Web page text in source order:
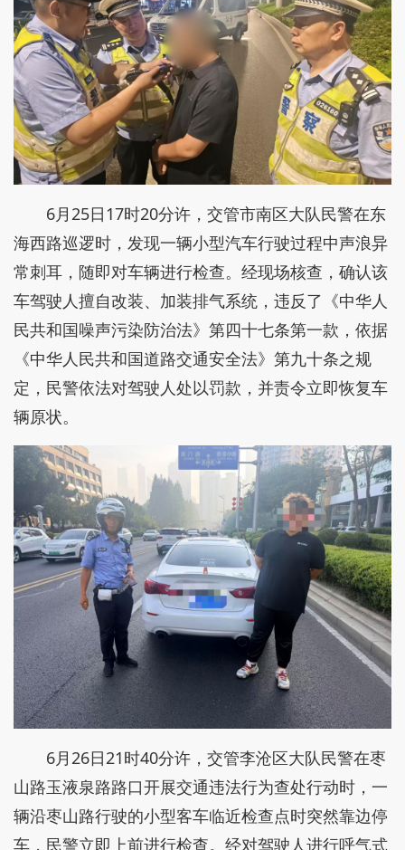
6月25日17时20分许，交管市南区大队民警在东
海西路巡逻时，发现一辆小型汽车行驶过程中声浪异
常刺耳，随即对车辆进行检查。经现场核查，确认该
车驾驶人擅自改装、加装排气系统，违反了《中华人
民共和国噪声污染防治法》第四十七条第一款，依据
《中华人民共和国道路交通安全法》第九十条之规
定，民警依法对驾驶人处以罚款，并责令立即恢复车
辆原状。
6月26日21时40分许，交管李沧区大队民警在枣
山路玉液泉路路口开展交通违法行为查处行动时，一
辆沿枣山路行驶的小型客车临近检查点时突然靠边停
车，民警立即上前进行检查。经对驾驶人进行呼气式